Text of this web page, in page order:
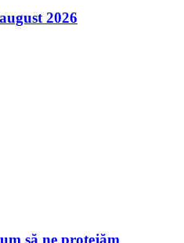
2026
să ne protejăm